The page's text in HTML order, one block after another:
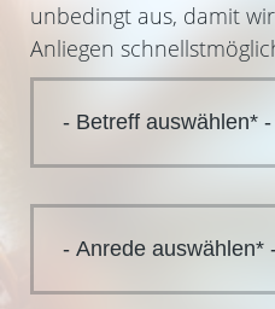
unbedingt aus, damit
Anliegen